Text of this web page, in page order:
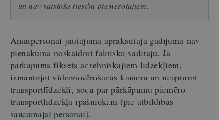
un nav saistoša tiesību piemērotājiem.
Amatpersonai jautājumā aprakstītajā gadījumā nav
pienākuma noskaidrot faktisko vadītāju. Ja
pārkāpums fiksēts ar tehniskajiem līdzekļiem,
izmantojot videonovērošanas kameru un neapturot
transportlīdzekli, sodu par pārkāpumu piemēro
transportlīdzekļa īpašniekam (pie atbildības
saucamajai personai).